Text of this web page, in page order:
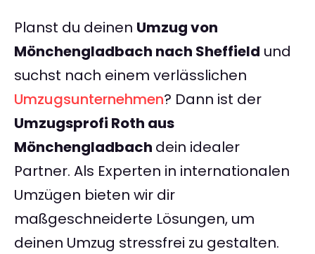
Planst du deinen Umzug von
Mönchengladbach nach Sheffield und
suchst nach einem verlässlichen
Umzugsunternehmen? Dann ist der
Umzugsprofi Roth aus
Mönchengladbach dein idealer
Partner. Als Experten in internationalen
Umzügen bieten wir dir
maßgeschneiderte Lösungen, um
deinen Umzug stressfrei zu gestalten.